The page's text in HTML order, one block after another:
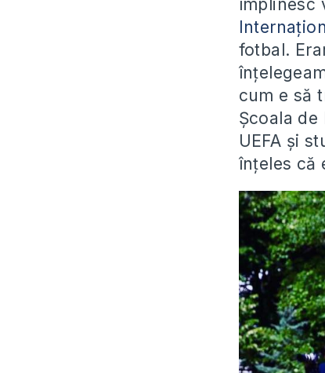
împlinesc
fotbal.
cum e să
Școala
UEFA și
înțeles că